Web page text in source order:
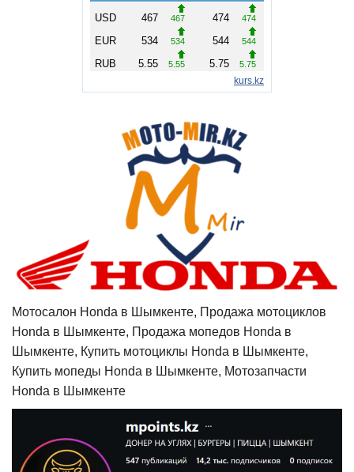
Мотосалон Honda в Шымкенте, Продажа мотоциклов
Honda в Шымкенте, Продажа мопедов Honda в
Шымкенте, Купить мотоциклы Honda в Шымкенте,
Купить мопеды Honda в Шымкенте, Мотозапчасти
Honda в Шымкенте